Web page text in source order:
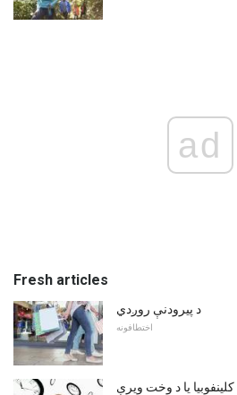
ad
Fresh articles
د پیرودنې روږدي
اختطافونه
کلینفوبیا یا د وخت ویرې